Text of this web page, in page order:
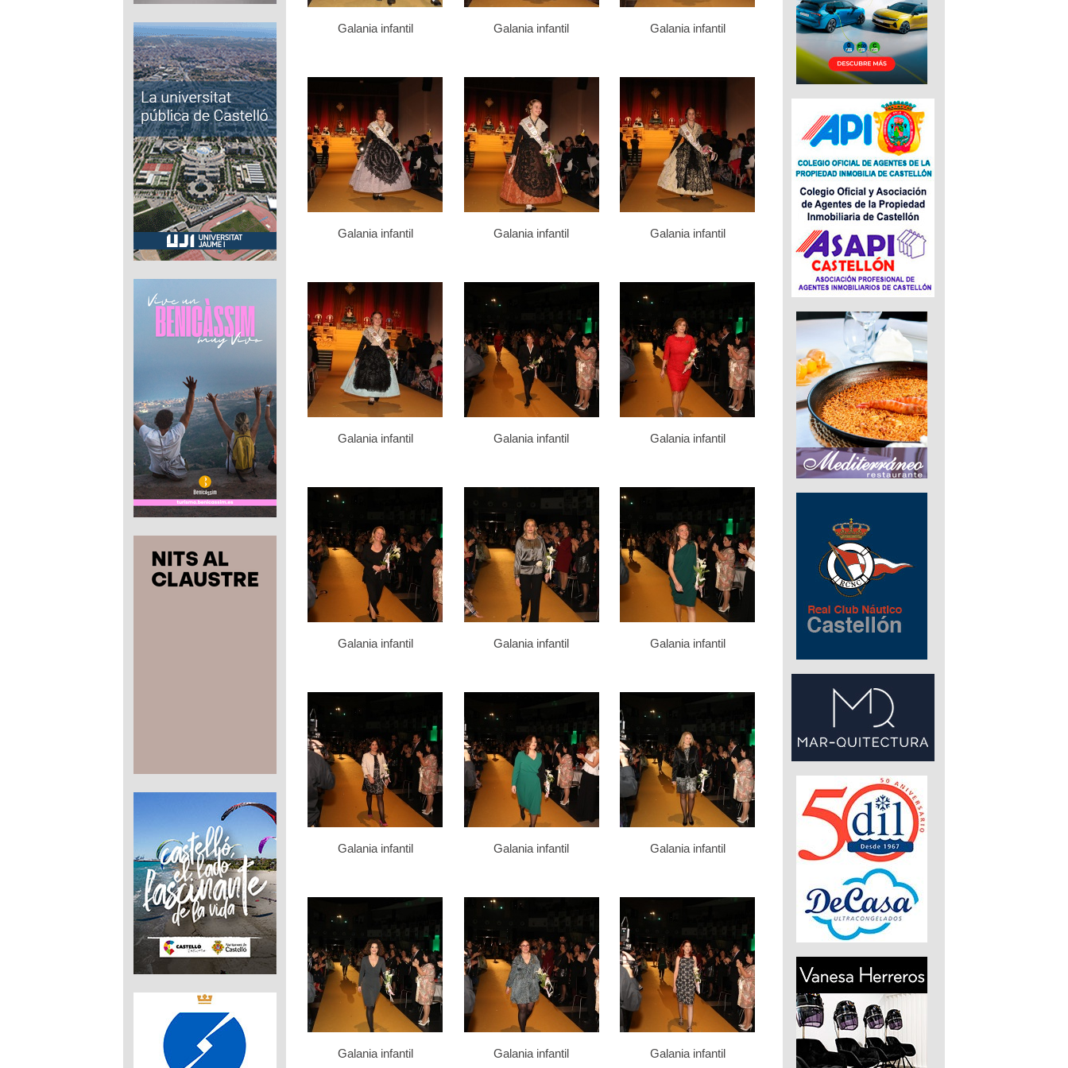
Galania infantil Galania infantil Galania infantil
Galania infantil Galania infantil Galania infantil
Galania infantil Galania infantil Galania infantil
Galania infantil Galania infantil Galania infantil
Galania infantil Galania infantil Galania infantil
Galania infantil Galania infantil Galania infantil